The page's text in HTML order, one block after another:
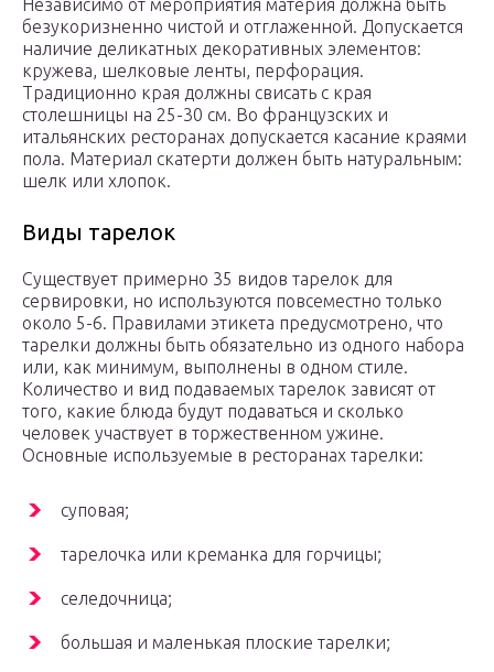
Независимо от мероприятия материя должна быть
безукоризненно чистой и отглаженной. Допускается
наличие деликатных декоративных элементов:
кружева, шелковые ленты, перфорация.
Традиционно края должны свисать с края
столешницы на 25-30 см. Во французских и
итальянских ресторанах допускается касание краями
пола. Материал скатерти должен быть натуральным:
шелк или хлопок.
Виды тарелок
Существует примерно 35 видов тарелок для
сервировки, но используются повсеместно только
около 5-6. Правилами этикета предусмотрено, что
тарелки должны быть обязательно из одного набора
или, как минимум, выполнены в одном стиле.
Количество и вид подаваемых тарелок зависят от
того, какие блюда будут подаваться и сколько
человек участвует в торжественном ужине.
Основные используемые в ресторанах тарелки:
суповая;
тарелочка или креманка для горчицы;
селедочница;
большая и маленькая плоские тарелки;